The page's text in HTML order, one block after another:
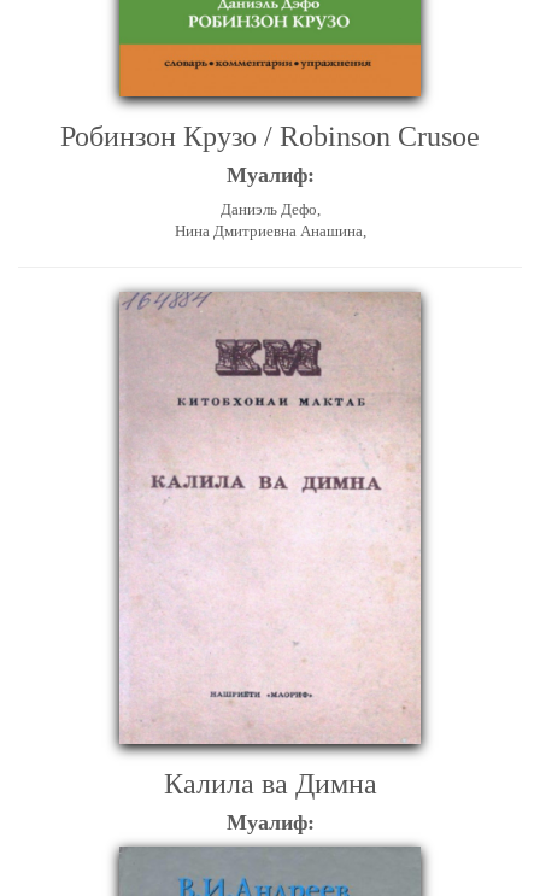
Робинзон Крузо / Robinson Crusoe
Муалиф:
Даниэль Дефо,
Нина Дмитриевна Анашина,
Калила ва Димна
Муалиф: